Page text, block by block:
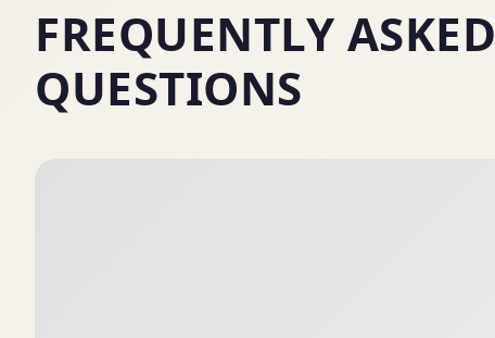
FREQUENTLY ASKED
QUESTIONS